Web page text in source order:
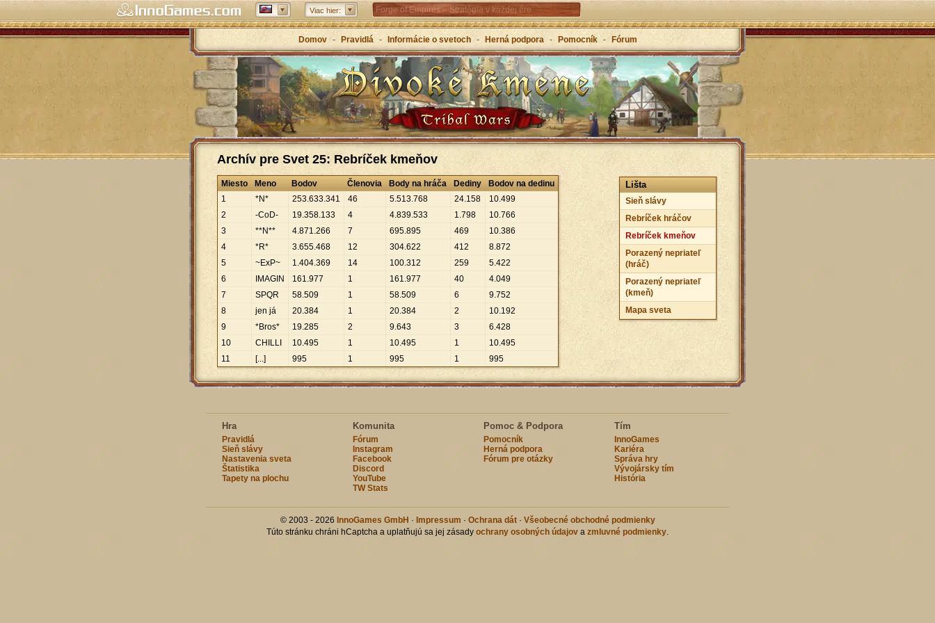
Viac hier: Forge of Empires – Stratégia v každej ére
Grepolis – Vybuduj si svoje impérium v starom
Grécku
Domov - Pravidlá - Informácie o svetoch - Herná podpora - Pomocník - Fórum
Archív pre Svet 25: Rebríček kmeňov
Lišta
Sieň slávy
Rebríček hráčov
Rebríček kmeňov
Porazený nepriateľ
(hráč)
Porazený nepriateľ
(kmeň)
Mapa sveta
Miesto Meno Bodov Členovia Body na hráča Dediny
Bodov na dedinu
1
*N* 253.633.341 46 5.513.768 24.158 10.499
2
-CoD- 19.358.133 4 4.839.533 1.798 10.766
3
**N** 4.871.266 7 695.895 469 10.386
4
*R* 3.655.468 12 304.622 412 8.872
5
~ExP~ 1.404.369 14 100.312 259 5.422
6
IMAGIN 161.977 1 161.977 40 4.049
7
SPQR 58.509 1 58.509 6 9.752
8
jen já 20.384 1 20.384 2 10.192
9
*Bros* 19.285 2 9.643 3 6.428
10
CHILLI 10.495 1 10.495 1 10.495
11
[...] 995 1 995 1 995
Hra
Pravidlá
Sieň slávy
Nastavenia sveta
Štatistika
Tapety na plochu
Komunita
Fórum
Instagram
Facebook
Discord
YouTube
TW Stats
Pomoc & Podpora
Pomocník
Herná podpora
Fórum pre otázky
Tím
InnoGames
Kariéra
Správa hry
Vývojársky tím
História
© 2003 - 2026 InnoGames GmbH · Impressum · Ochrana dát· Všeobecné obchodné podmienky
Túto stránku chráni hCaptcha a uplatňujú sa jej zásady ochrany osobných údajov a zmluvné podmienky.